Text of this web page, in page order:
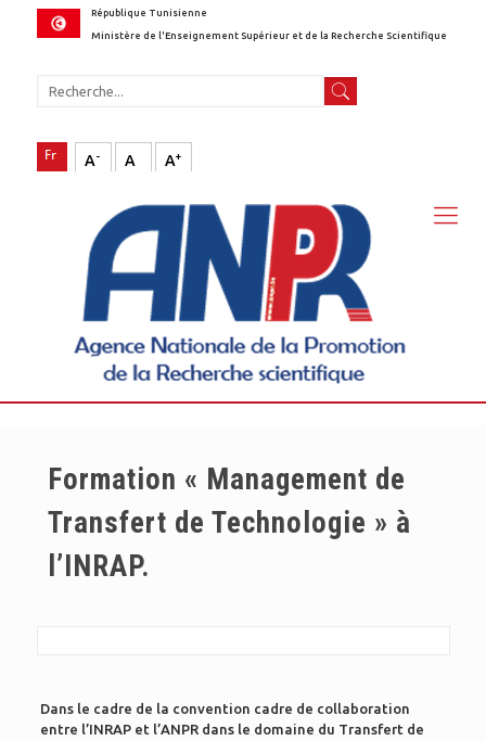
République Tunisienne
Ministère de l'Enseignement Supérieur et de la Recherche Scientifique
A- A A+
Formation « Management de
Transfert de Technologie » à
l’INRAP.
Dans le cadre de la convention cadre de collaboration
entre l’INRAP et l’ANPR dans le domaine du Transfert de